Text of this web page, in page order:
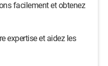
facilement et obtenez
expertise et aidez les